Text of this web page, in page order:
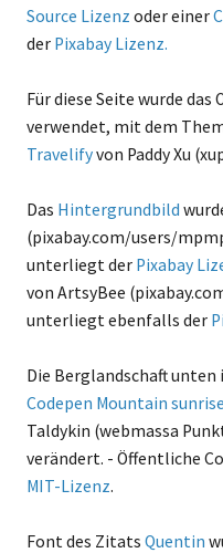
Source Lizenz oder einer
der Pixabay Lizenz.
Für diese Seite wurde das
verwendet, mit dem
Travelifyvon Paddy Xu
Das Hintergrundbild
(pixabay.com/users/
unterliegt der Pixabay
von ArtsyBee
unterliegt ebenfalls der
Die Berglandschaft
Codepen Mountain
Taldykin (webmassa
verändert. - Öffentliche
MIT-Lizenz.
Font des Zitats Quentin